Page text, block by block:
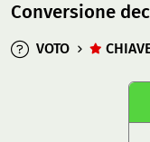
Conversione
VOTO